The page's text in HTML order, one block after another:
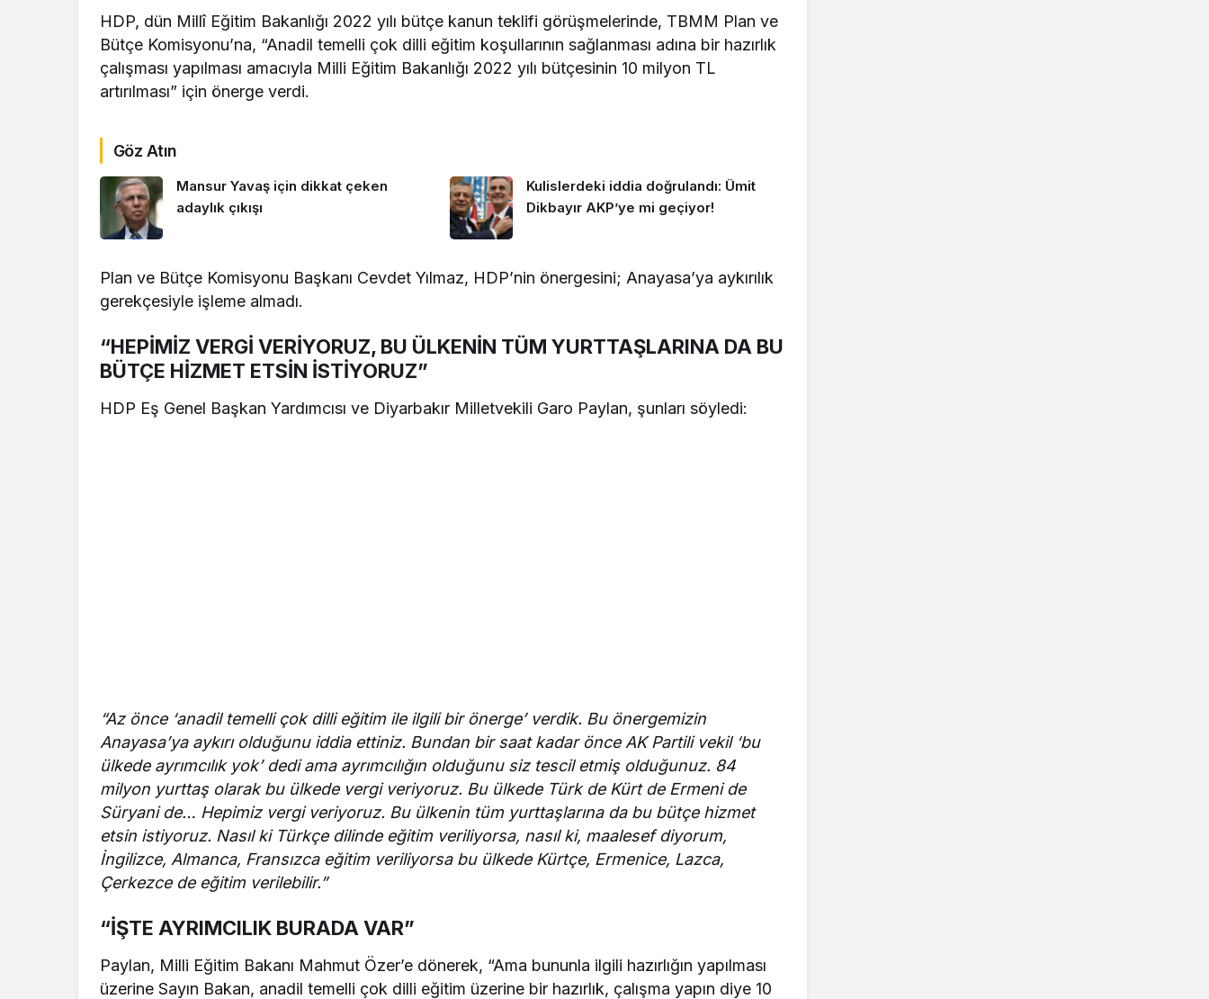
HDP, dün Millî Eğitim Bakanlığı 2022 yılı bütçe kanun teklifi görüşmelerinde, TBMM Plan ve
Bütçe Komisyonu’na, “Anadil temelli çok dilli eğitim koşullarının sağlanması adına bir hazırlık
çalışması yapılması amacıyla Milli Eğitim Bakanlığı 2022 yılı bütçesinin 10 milyon TL
artırılması” için önerge verdi.
Göz Atın
Mansur Yavaş için dikkat çeken
adaylık çıkışı
Kulislerdeki iddia doğrulandı: Ümit
Dikbayır AKP’ye mi geçiyor!
Plan ve Bütçe Komisyonu Başkanı Cevdet Yılmaz, HDP’nin önergesini; Anayasa’ya aykırılık
gerekçesiyle işleme almadı.
“HEPİMİZ VERGİ VERİYORUZ, BU ÜLKENİN TÜM YURTTAŞLARINA DA BU
BÜTÇE HİZMET ETSİN İSTİYORUZ”
HDP Eş Genel Başkan Yardımcısı ve Diyarbakır Milletvekili Garo Paylan, şunları söyledi:
“Az önce ‘anadil temelli çok dilli eğitim ile ilgili bir önerge’ verdik. Bu önergemizin
Anayasa’ya aykırı olduğunu iddia ettiniz. Bundan bir saat kadar önce AK Partili vekil ‘bu
ülkede ayrımcılık yok’ dedi ama ayrımcılığın olduğunu siz tescil etmiş olduğunuz. 84
milyon yurttaş olarak bu ülkede vergi veriyoruz. Bu ülkede Türk de Kürt de Ermeni de
Süryani de… Hepimiz vergi veriyoruz. Bu ülkenin tüm yurttaşlarına da bu bütçe hizmet
etsin istiyoruz. Nasıl ki Türkçe dilinde eğitim veriliyorsa, nasıl ki, maalesef diyorum,
İngilizce, Almanca, Fransızca eğitim veriliyorsa bu ülkede Kürtçe, Ermenice, Lazca,
Çerkezce de eğitim verilebilir.”
“İŞTE AYRIMCILIK BURADA VAR”
Paylan, Milli Eğitim Bakanı Mahmut Özer’e dönerek, “Ama bununla ilgili hazırlığın yapılması
üzerine Sayın Bakan, anadil temelli çok dilli eğitim üzerine bir hazırlık, çalışma yapın diye 10